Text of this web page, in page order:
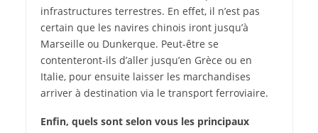
infrastructures terrestres. En effet, il n’est pas
certain que les navires chinois iront jusqu’à
Marseille ou Dunkerque. Peut-être se
contenteront-ils d’aller jusqu’en Grèce ou en
Italie, pour ensuite laisser les marchandises
arriver à destination via le transport ferroviaire.
Enfin, quels sont selon vous les principaux